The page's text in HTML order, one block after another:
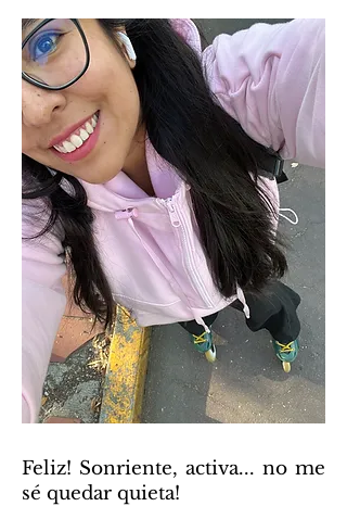
Feliz! Sonriente, activa... no me
sé quedar quieta!